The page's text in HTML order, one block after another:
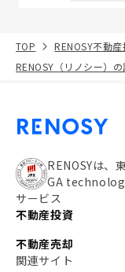
TOP RENOSY不動
RENOSY（リノシー）
RENOSYは、
GA
サービス
不動産投資
不動産売却
関連サイト